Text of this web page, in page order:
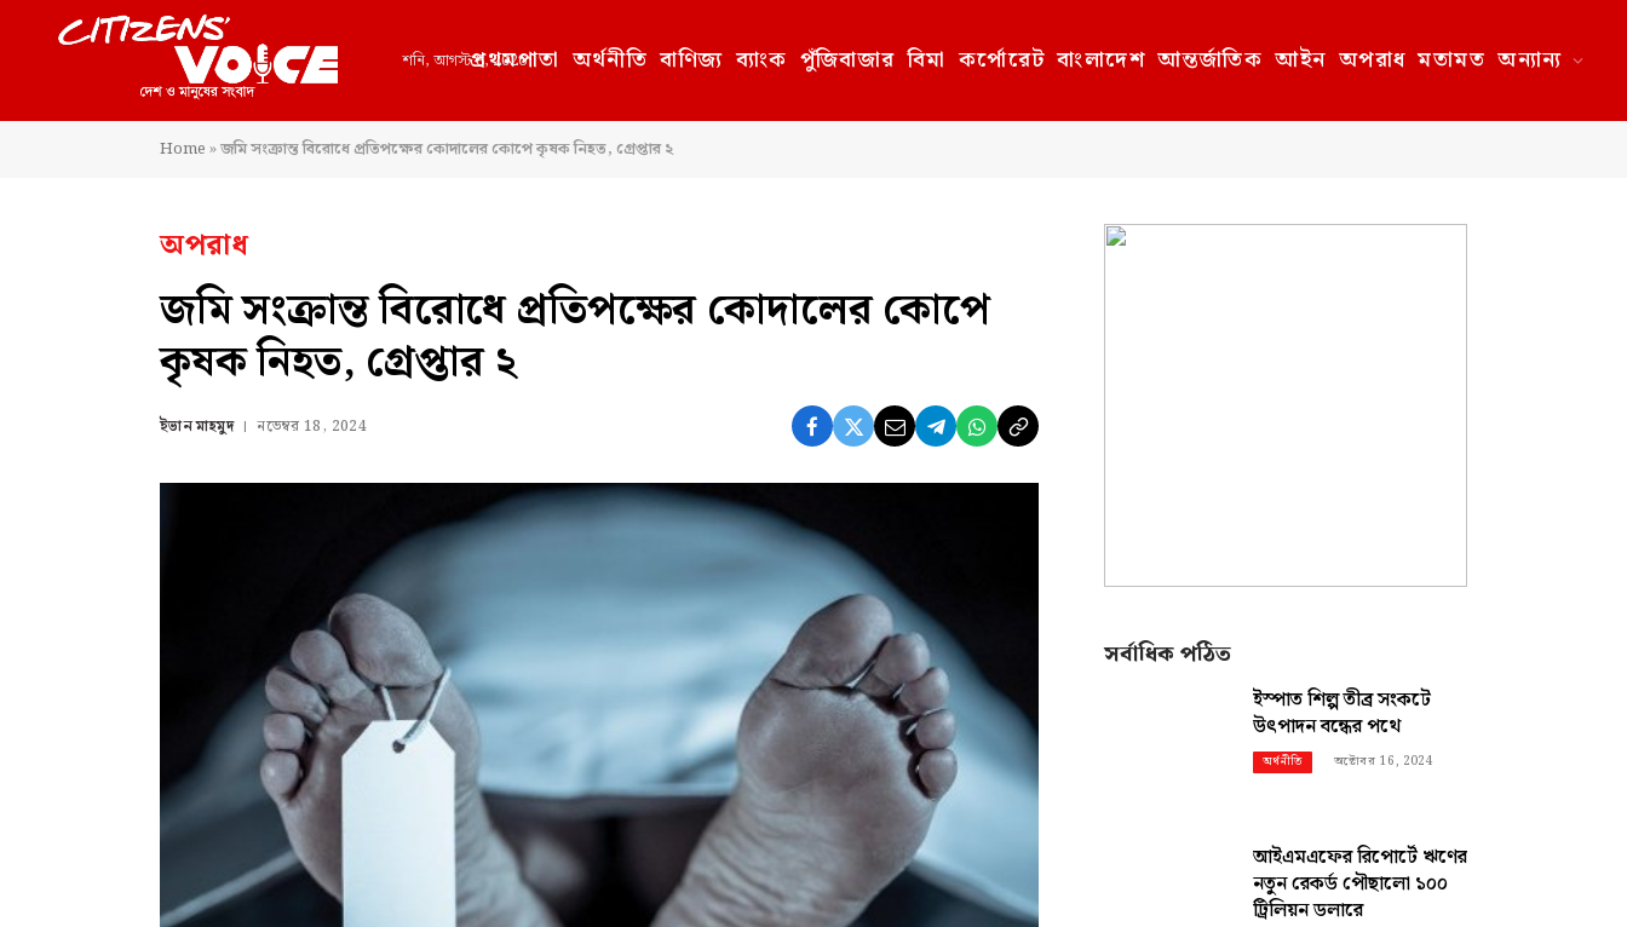
শনি, আগস্ট 8, 2026
প্রথমপাতা অর্থনীতি বাণিজ্য ব্যাংক পুঁজিবাজার বিমা কর্পোরেট বাংলাদেশ আন্তর্জাতিক আইন অপরাধ মতামত অন্যান্য
Home»জমি সংক্রান্ত বিরোধে প্রতিপক্ষের কোদালের কোপে কৃষক নিহত, গ্রেপ্তার ২
অপরাধ
জমি সংক্রান্ত বিরোধে প্রতিপক্ষের কোদালের কোপে
কৃষক নিহত, গ্রেপ্তার ২
ইভান মাহমুদ নভেম্বর 18, 2024
সর্বাধিক পঠিত
ইস্পাত শিল্প তীব্র সংকটে
উৎপাদন বন্ধের পথে
অর্থনীতি অক্টোবর 16, 2024
আইএমএফের রিপোর্টে ঋণের
নতুন রেকর্ড পৌছালো ১০০
ট্রিলিয়ন ডলারে